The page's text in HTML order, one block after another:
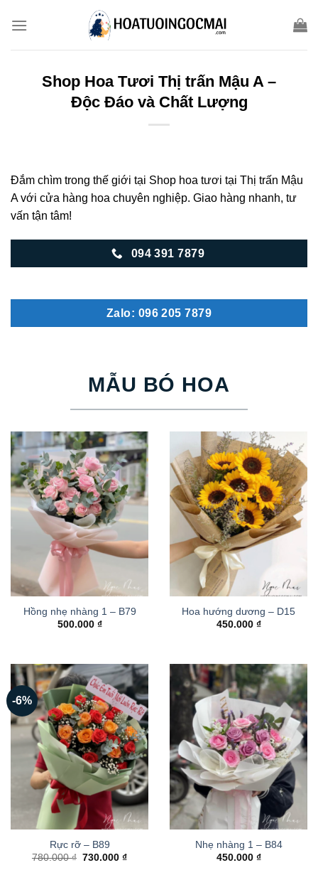
Shop Hoa Tươi Thị trấn Mậu A –
Độc Đáo và Chất Lượng
Đắm chìm trong thế giới tại Shop hoa tươi tại Thị trấn Mậu
A với cửa hàng hoa chuyên nghiệp. Giao hàng nhanh, tư
vấn tận tâm!
094 391 7879
Zalo: 096 205 7879
MẪU BÓ HOA
Hồng nhẹ nhàng 1 – B79
500.000 ₫
Hoa hướng dương – D15
450.000 ₫
-6%
Rực rỡ – B89
780.000₫ Giá
730.000₫Giá
Nhẹ nhàng 1 – B84
450.000 ₫